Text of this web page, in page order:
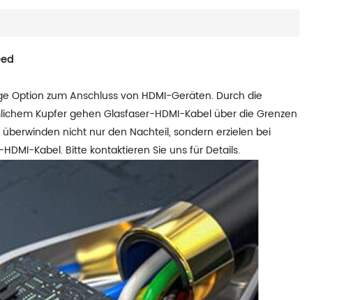
Option zum Anschluss von HDMI-Geräten. Durch die
Kupfer gehen Glasfaser-HDMI-Kabel über die Grenzen
nicht nur den Nachteil, sondern erzielen bei
Kabel. Bitte kontaktieren Sie uns für Details.